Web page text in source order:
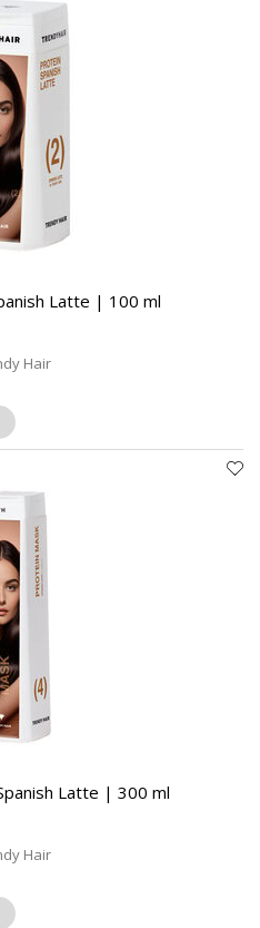
Latte | 100 ml
Hair
Latte | 300 ml
Hair